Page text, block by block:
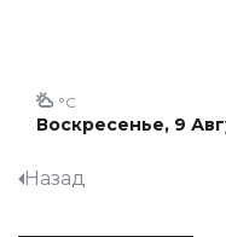
Воскресенье, 9
°C
Назад